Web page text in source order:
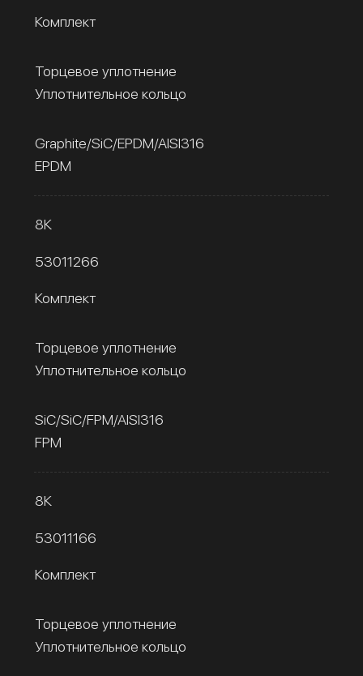
Комплект
Торцевое уплотнение
Уплотнительное кольцо
Graphite/SiC/EPDM/AISI316
EPDM
8К
53011266
Комплект
Торцевое уплотнение
Уплотнительное кольцо
SiC/SiC/FPM/AISI316
FPM
8К
53011166
Комплект
Торцевое уплотнение
Уплотнительное кольцо